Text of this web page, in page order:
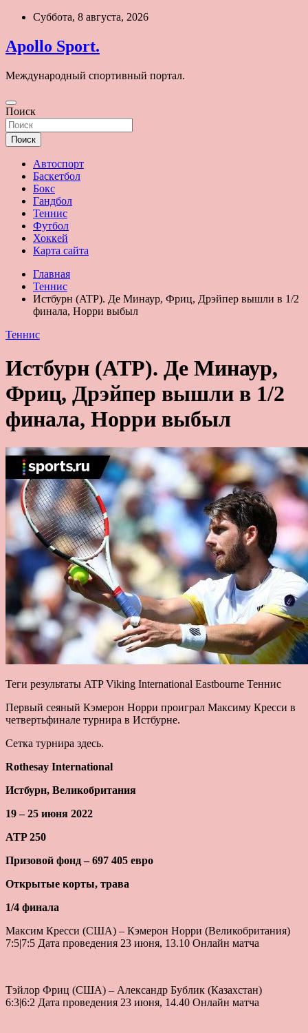
Перейти
содержимому
Суббота, 8 августа, 2026
Apollo Sport.
Международный спортивный портал.
Поиск
Поиск
Автоспорт
Баскетбол
Бокс
Гандбол
Теннис
Футбол
Хоккей
Карта сайта
Главная
Теннис
Истбурн (ATP). Де Минаур, Фриц, Дрэйпер вышли в 1/2
финала, Норри выбыл
Теннис
Истбурн (ATP). Де Минаур,
Фриц, Дрэйпер вышли в 1/2
финала, Норри выбыл
Теги результаты ATP Viking International Eastbourne Теннис
Первый сеяный Кэмерон Норри проиграл Максиму Кресси в
четвертьфинале турнира в Истбурне.
Сетка турнира здесь.
Rothesay International
Истбурн, Великобритания
19 – 25 июня 2022
ATP 250
Призовой фонд – 697 405 евро
Открытые корты, трава
1/4 финала
Максим Кресси (США) – Кэмерон Норри (Великобритания)
7:5|7:5 Дата проведения 23 июня, 13.10 Онлайн матча
Тэйлор Фриц (США) – Александр Бублик (Казахстан)
6:3|6:2 Дата проведения 23 июня, 14.40 Онлайн матча